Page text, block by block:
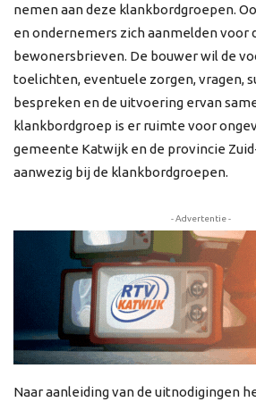
nemen aan deze klankbordgroepen.
en ondernemers zich aanmelden voor
bewonersbrieven. De bouwer wil de
toelichten, eventuele zorgen, vragen,
bespreken en de uitvoering ervan
klankbordgroep is er ruimte voor
gemeente Katwijk en de provincie
aanwezig bij de klankbordgroepen.
- Advertentie -
Naar aanleiding van de uitnodigingen